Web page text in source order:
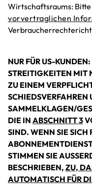
Wirtschaftsraums:
vorvertraglichen
NUR FÜR US-
STREITIGKEITEN MIT
ZU EINEM
SAMMELKLAGEN/
DIE IN ABSCHNITT 3
SIND. WENN SIE SICH
STIMMEN SIE
BESCHRIEBEN, ZU,
AUTOMATISCH FÜR